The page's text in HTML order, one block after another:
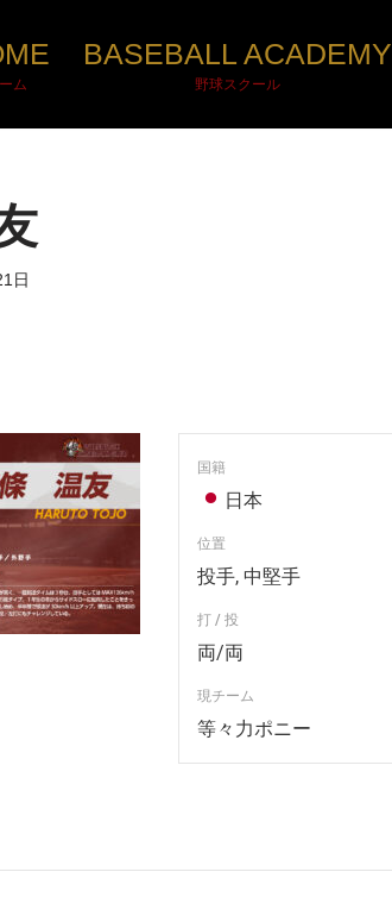
ム
BASEBALL ACADEMY
野球スクール
日
国籍
日本
位置
投手, 中堅手
打 / 投
両/両
現チーム
等々力ポニー